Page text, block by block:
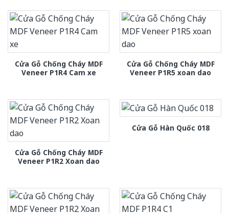
Cửa Gỗ Chống Cháy MDF
Veneer P1R4 Cam xe
Cửa Gỗ Chống Cháy MDF
Veneer P1R5 xoan dao
Cửa Gỗ Chống Cháy MDF
Veneer P1R2 Xoan dao
Cửa Gỗ Hàn Quốc 018